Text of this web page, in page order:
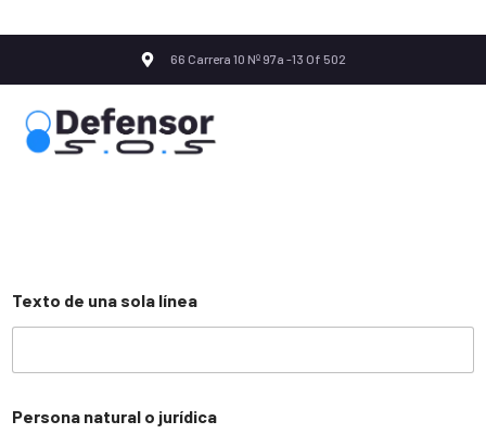
66 Carrera 10 Nº 97a -13 Of 502
Texto de una sola línea
Persona natural o jurídica